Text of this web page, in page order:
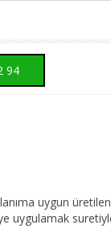
94
uygun üretilen
uygulamak